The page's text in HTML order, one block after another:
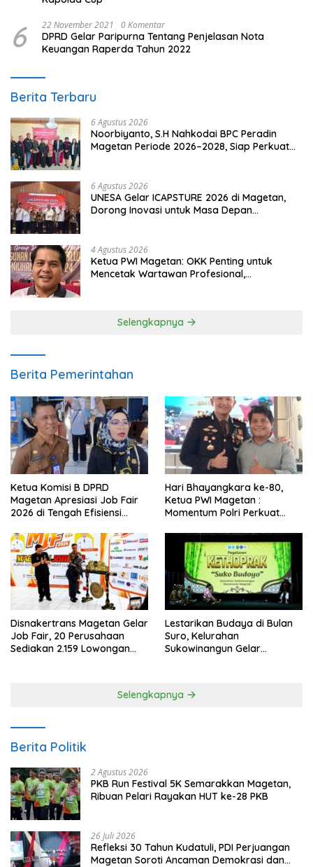
6 22 November 2021 0 Komentar
DPRD Gelar Paripurna Tentang Penjelasan Nota
Keuangan Raperda Tahun 2022
Berita Terbaru
6 Agustus 2026
Noorbiyanto, S.H Nahkodai BPC Peradin
Magetan Periode 2026–2028, Siap Perkuat
6 Agustus 2026
UNESA Gelar ICAPSTURE 2026 di Magetan,
Dorong Inovasi untuk Masa Depan
4 Agustus 2026
Ketua PWI Magetan: OKK Penting untuk
Mencetak Wartawan Profesional,
Selengkapnya
Berita Pemerintahan
Ketua Komisi B DPRD
Magetan Apresiasi Job Fair
2026 di Tengah Efisiensi
Hari Bhayangkara ke-80,
Ketua PWI Magetan :
Momentum Polri Perkuat
Disnakertrans Magetan Gelar
Job Fair, 20 Perusahaan
Sediakan 2.159 Lowongan
Lestarikan Budaya di Bulan
Suro, Kelurahan
Sukowinangun Gelar
Selengkapnya
Berita Politik
2 Agustus 2026
PKB Run Festival 5K Semarakkan Magetan,
Ribuan Pelari Rayakan HUT ke-28 PKB
26 Juli 2026
Refleksi 30 Tahun Kudatuli, PDI Perjuangan
Magetan Soroti Ancaman Demokrasi dan